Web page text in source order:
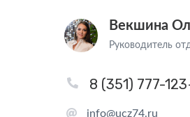
Векшина
Руководитель
info@ucz74.ru
8 (351) 777-